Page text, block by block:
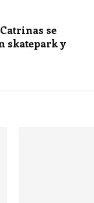
se
skatepark y